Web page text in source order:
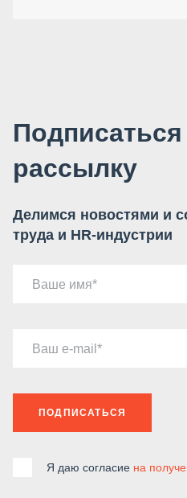
рассылку
Делимся новостями и
труда и HR-индустрии
Ваше имя
Ваш e-mail
ПОДПИСАТЬСЯ
Я даю согласие на